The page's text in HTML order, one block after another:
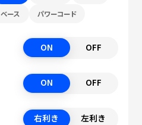
ベース パワーコード
ON OFF
ON OFF
右利き 左利き